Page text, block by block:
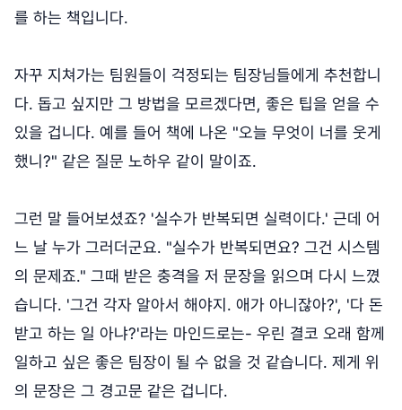
를 하는 책입니다.
자꾸 지쳐가는 팀원들이 걱정되는 팀장님들에게 추천합니
다. 돕고 싶지만 그 방법을 모르겠다면, 좋은 팁을 얻을 수
있을 겁니다. 예를 들어 책에 나온 "오늘 무엇이 너를 웃게
했니?" 같은 질문 노하우 같이 말이죠.
그런 말 들어보셨죠? '실수가 반복되면 실력이다.' 근데 어
느 날 누가 그러더군요. "실수가 반복되면요? 그건 시스템
의 문제죠." 그때 받은 충격을 저 문장을 읽으며 다시 느꼈
습니다. '그건 각자 알아서 해야지. 애가 아니잖아?', '다 돈
받고 하는 일 아냐?'라는 마인드로는- 우린 결코 오래 함께
일하고 싶은 좋은 팀장이 될 수 없을 것 같습니다. 제게 위
의 문장은 그 경고문 같은 겁니다.